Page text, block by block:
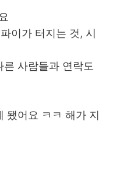
이가 터지는 것, 시
사람들과 연락도
됐어요 ㅋㅋ 해가 지